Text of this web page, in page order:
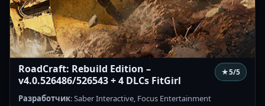
RoadCraft: Rebuild Edition –
v4.0.526486/526543 + 4 DLCs FitGirl
★5/5
Разработчик: Saber Interactive, Focus Entertainment